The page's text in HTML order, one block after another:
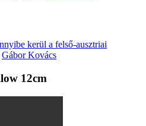
kerül a felső-ausztriai
Gábor Kovács
12cm